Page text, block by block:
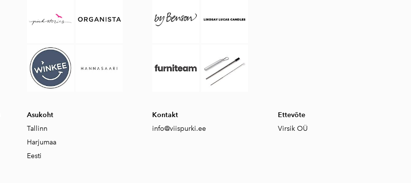
Asukoht
Tallinn
Harjumaa
Eesti
Kontakt
info@viispurki.ee
Ettevõte
Virsik OÜ